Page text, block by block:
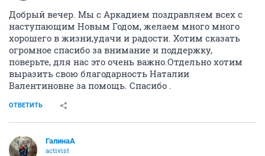
Добрый вечер. Мы с Аркадием поздравляем всех с
наступающим Новым Годом, желаем много много
хорошего в жизни,удачи и радости. Хотим сказать
огромное спасибо за внимание и поддержку,
поверьте, для нас это очень важно.Отдельно хотим
выразить свою благодарность Наталии
Валентиновне за помощь. Спасибо .
ОТВЕТИТЬ
ГалинаА
activist